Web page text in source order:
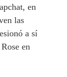
en
las
a sí
en